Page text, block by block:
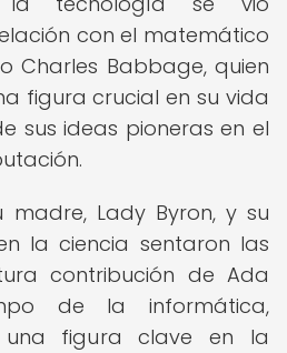
con el matemático
Charles Babbage, quien
figura crucial en su vida
sus ideas pioneras en el
madre, Lady Byron, y su
la ciencia sentaron las
contribución de Ada
de la informática,
una figura clave en la